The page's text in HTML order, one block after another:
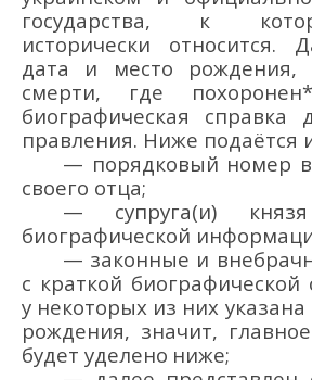
государства, к
исторически относится.
дата и место рождения,
смерти, где похоронен
биографическая справка
правления. Ниже подаётся
— порядковый номер
своего отца;
— супруга(и)
биографической
— законные и
с краткой биографической
у некоторых из них
рождения, значит,
будет уделено ниже;